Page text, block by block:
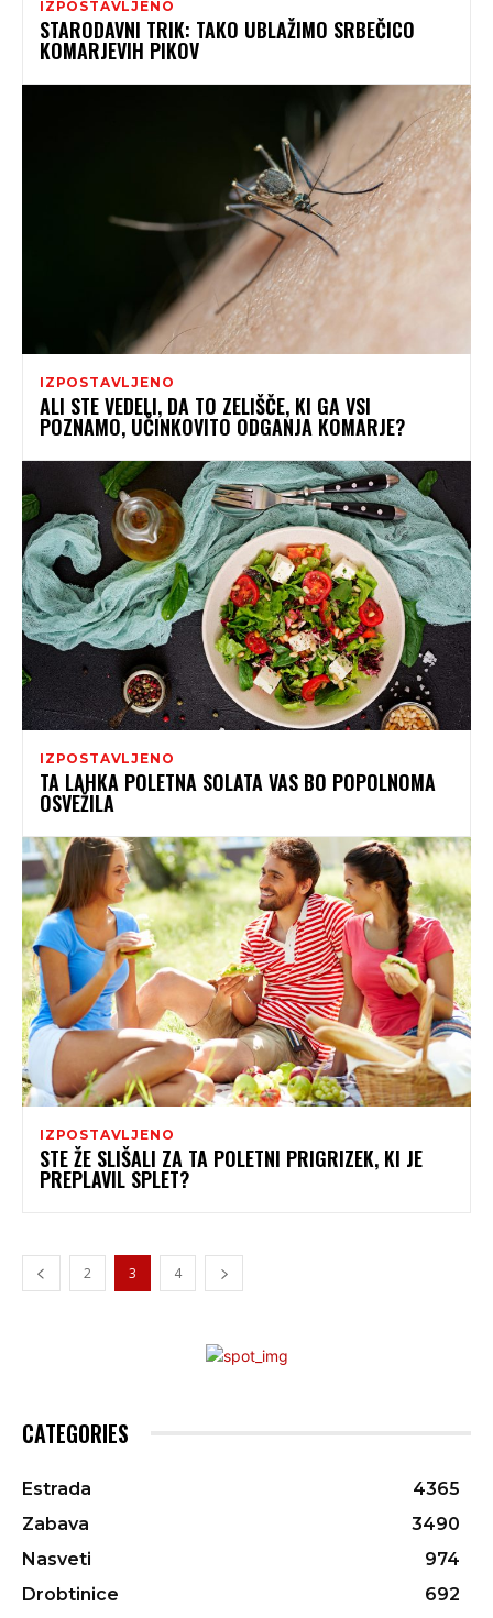
IZPOSTAVLJENO
STARODAVNI TRIK: TAKO UBLAŽIMO SRBEČICO
KOMARJEVIH PIKOV
IZPOSTAVLJENO
ALI STE VEDELI, DA TO ZELIŠČE, KI GA VSI
POZNAMO, UČINKOVITO ODGANJA KOMARJE?
IZPOSTAVLJENO
TA LAHKA POLETNA SOLATA VAS BO POPOLNOMA
OSVEŽILA
IZPOSTAVLJENO
STE ŽE SLIŠALI ZA TA POLETNI PRIGRIZEK, KI JE
PREPLAVIL SPLET?
2 3 4
CATEGORIES
Estrada
4365
Zabava
3490
Nasveti
974
Drobtinice
692